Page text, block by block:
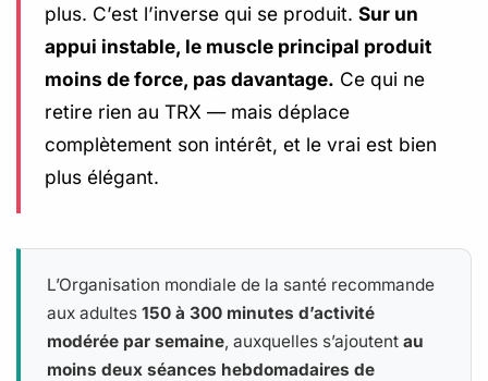
plus. C’est l’inverse qui se produit. Sur un
appui instable, le muscle principal produit
moins de force, pas davantage. Ce qui ne
retire rien au TRX — mais déplace
complètement son intérêt, et le vrai est bien
plus élégant.
L’Organisation mondiale de la santé recommande
aux adultes 150 à 300 minutes d’activité
modérée par semaine, auxquelles s’ajoutent au
moins deux séances hebdomadaires de